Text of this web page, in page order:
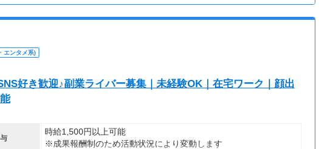
エンタメ系)
好き歓迎♪副業ライバー募集｜未経験OK｜在宅ワーク｜顔出
時給1,500円以上可能
※成果報酬制のため活動状況により変動します